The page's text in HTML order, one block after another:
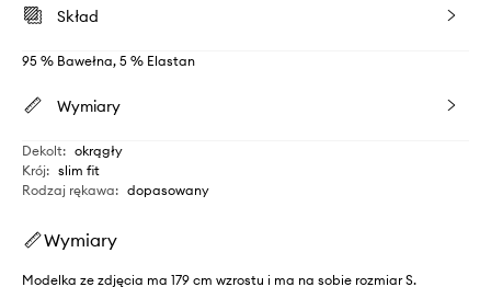
Skład
95 % Bawełna, 5 % Elastan
Wymiary
Dekolt: okrągły
Krój: slim fit
Rodzaj rękawa: dopasowany
Wymiary
Modelka ze zdjęcia ma 179 cm wzrostu i ma na sobie rozmiar S.